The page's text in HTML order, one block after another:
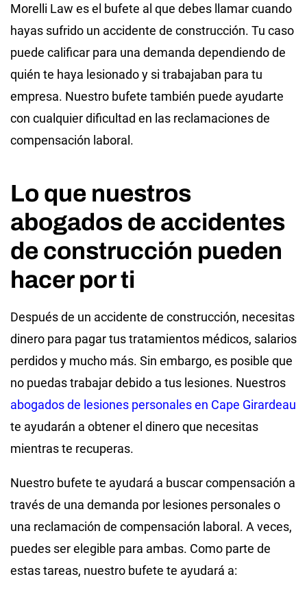
Morelli Law es el bufete al que debes llamar cuando
hayas sufrido un accidente de construcción. Tu caso
puede calificar para una demanda dependiendo de
quién te haya lesionado y si trabajaban para tu
empresa. Nuestro bufete también puede ayudarte
con cualquier dificultad en las reclamaciones de
compensación laboral.
Lo que nuestros
abogados de accidentes
de construcción pueden
hacer por ti
Después de un accidente de construcción, necesitas
dinero para pagar tus tratamientos médicos, salarios
perdidos y mucho más. Sin embargo, es posible que
no puedas trabajar debido a tus lesiones. Nuestros
abogados de lesiones personales en Cape Girardeau
te ayudarán a obtener el dinero que necesitas
mientras te recuperas.
Nuestro bufete te ayudará a buscar compensación a
través de una demanda por lesiones personales o
una reclamación de compensación laboral. A veces,
puedes ser elegible para ambas. Como parte de
estas tareas, nuestro bufete te ayudará a: